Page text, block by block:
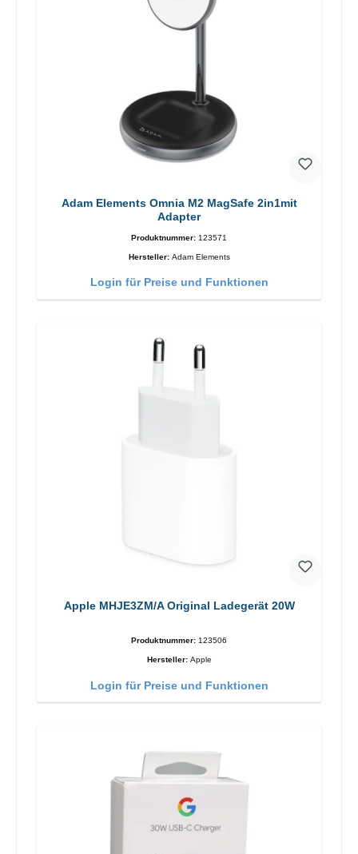
Adam Elements Omnia M2 MagSafe 2in1mit
Adapter
Produktnummer: 123571
Hersteller: Adam Elements
Login für Preise und Funktionen
Apple MHJE3ZM/A Original Ladegerät 20W
Produktnummer: 123506
Hersteller: Apple
Login für Preise und Funktionen